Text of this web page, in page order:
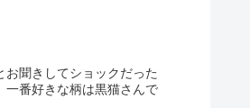
聞きしてショックだった
一番好きな柄は黒猫さんで